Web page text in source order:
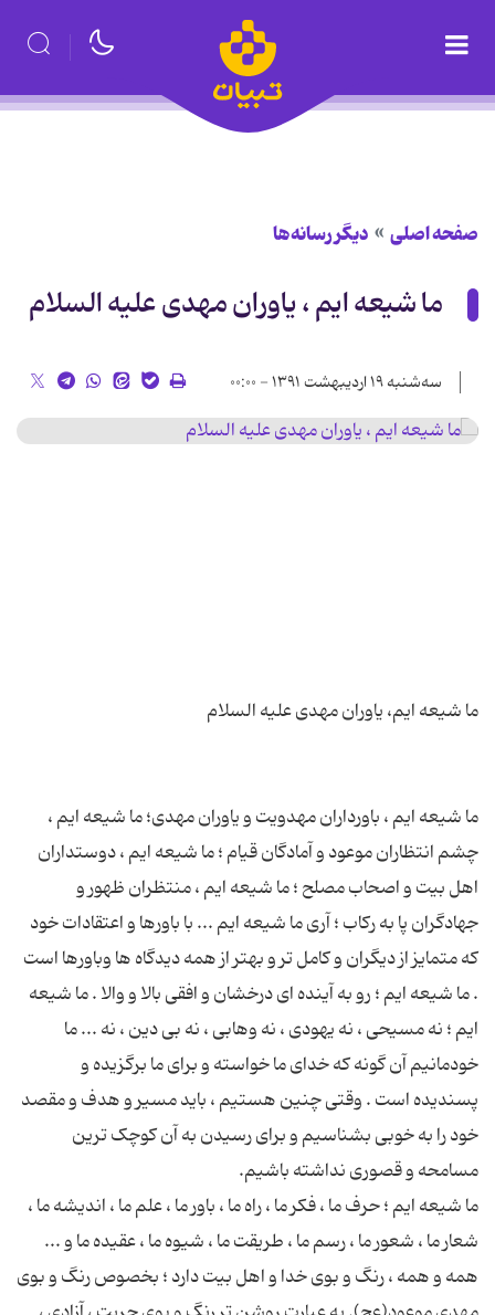
صفحه اصلی دیگر رسانه‌ها
ما شیعه ایم ، یاوران مهدی علیه السلام
سه‌شنبه ۱۹ اردیبهشت ۱۳۹۱ - ۰۰:۰۰
ما شیعه ایم ، باورداران مهدویت و یاوران مهدی؛ ما شیعه ایم ،
چشم انتظاران موعود و آمادگان قیام ؛ ما شیعه ایم ، دوستداران
اهل بیت و اصحاب مصلح ؛ ما شیعه ایم ، منتظران ظهور و
جهادگران پا به رکاب ؛ آری ما شیعه ایم ... با باورها و اعتقادات خود
که متمایز از دیگران و کامل تر و بهتر از همه دیدگاه ها وباورها است
. ما شیعه ایم ؛ رو به آینده ای درخشان و افقی بالا و والا . ما شیعه
ایم ؛ نه مسیحی ، نه یهودی ، نه وهابی ، نه بی دین ، نه ... ما
خودمانیم آن گونه که خدای ما خواسته و برای ما برگزیده و
پسندیده است . وقتی چنین هستیم ، باید مسیر و هدف و مقصد
خود را به خوبی بشناسیم و برای رسیدن به آن کوچک ترین
ما شیعه ایم ؛ حرف ما ، فکر ما ، راه ما ، باور ما ، علم ما ، اندیشه ما ،
شعار ما ، شعور ما ، رسم ما ، طریقت ما ، شیوه ما ، عقیده ما و ...
همه و همه ، رنگ و بوی خدا و اهل بیت دارد ؛ بخصوص رنگ و بوی